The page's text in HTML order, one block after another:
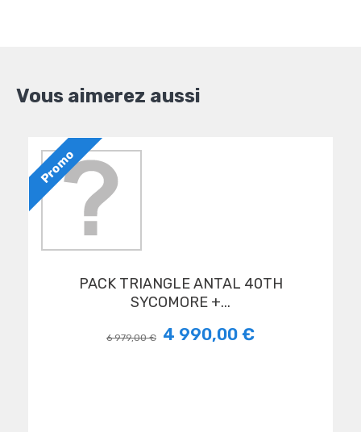
Vous aimerez aussi
Promo
PACK TRIANGLE ANTAL 40TH
SYCOMORE +...
6 979,00 € 4 990,00 €